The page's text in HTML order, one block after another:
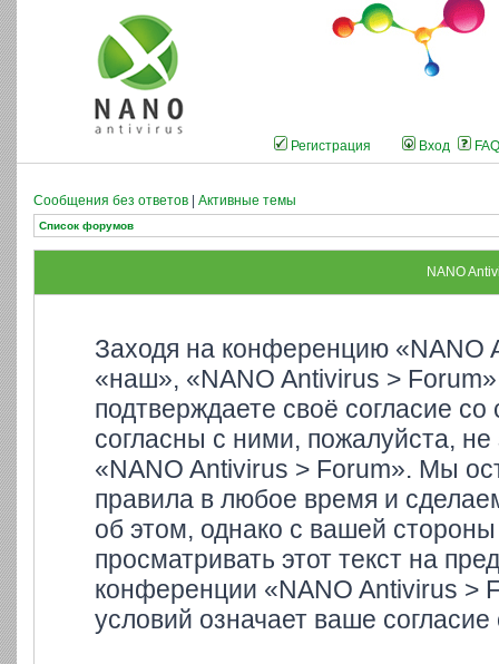
Регистрация Вход FAQ
Сообщения без ответов Активные темы
Список форумов
NANO
Заходя на конференцию
«наш», «NANO Antivirus >
подтверждаете своё согласие
согласны с ними, пожалуйста,
«NANO Antivirus > Forum». Мы
правила в любое время и
об этом, однако с вашей
просматривать этот текст на
конференции «NANO Antivirus >
условий означает ваше